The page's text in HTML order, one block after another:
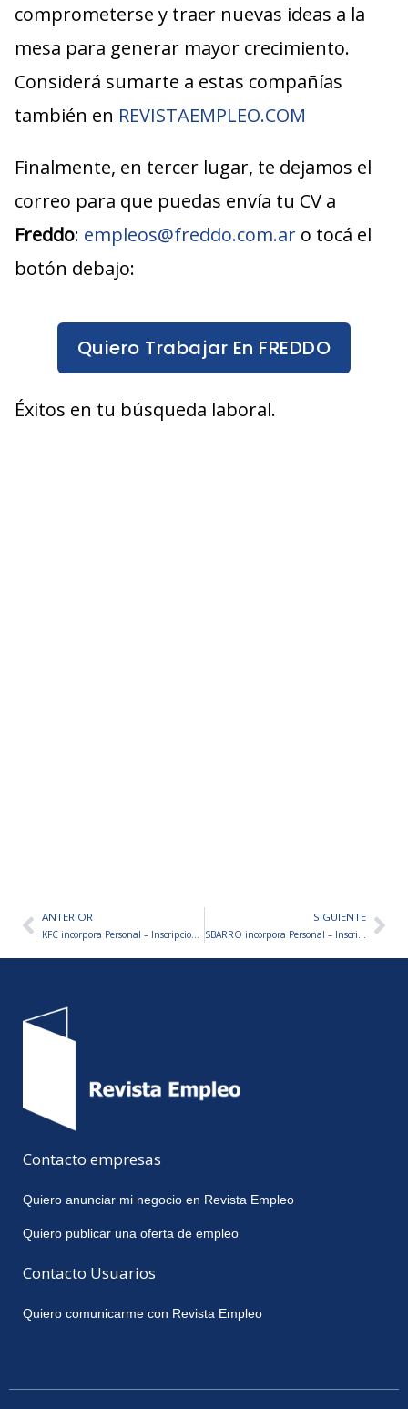
comprometerse y traer nuevas ideas a la
mesa para generar mayor crecimiento.
Considerá sumarte a estas compañías
también en REVISTAEMPLEO.COM
Finalmente, en tercer lugar, te dejamos el
correo para que puedas envía tu CV a
Freddo: empleos@freddo.com.ar o tocá el
botón debajo:
Quiero Trabajar En FREDDO
Éxitos en tu búsqueda laboral.
AntANTERIOR
KFC incorpora Personal – Inscripciones Abiertas
SIGUIENTE
SBARRO incorpora Personal – Inscripciones Abiertas
Contacto empresas
Quiero anunciar mi negocio en Revista Empleo
Quiero publicar una oferta de empleo
Contacto Usuarios
Quiero comunicarme con Revista Empleo